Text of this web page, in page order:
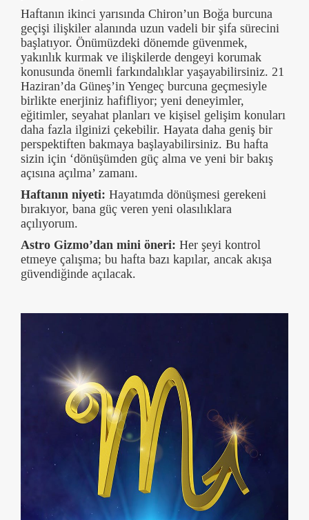
Haftanın ikinci yarısında Chiron’un Boğa burcuna
geçişi ilişkiler alanında uzun vadeli bir şifa sürecini
başlatıyor. Önümüzdeki dönemde güvenmek,
yakınlık kurmak ve ilişkilerde dengeyi korumak
konusunda önemli farkındalıklar yaşayabilirsiniz. 21
Haziran’da Güneş’in Yengeç burcuna geçmesiyle
birlikte enerjiniz hafifliyor; yeni deneyimler,
eğitimler, seyahat planları ve kişisel gelişim konuları
daha fazla ilginizi çekebilir. Hayata daha geniş bir
perspektiften bakmaya başlayabilirsiniz. Bu hafta
sizin için ‘dönüşümden güç alma ve yeni bir bakış
açısına açılma’ zamanı.
Haftanın niyeti: Hayatımda dönüşmesi gerekeni
bırakıyor, bana güç veren yeni olasılıklara
açılıyorum.
Astro Gizmo’dan mini öneri: Her şeyi kontrol
etmeye çalışma; bu hafta bazı kapılar, ancak akışa
güvendiğinde açılacak.